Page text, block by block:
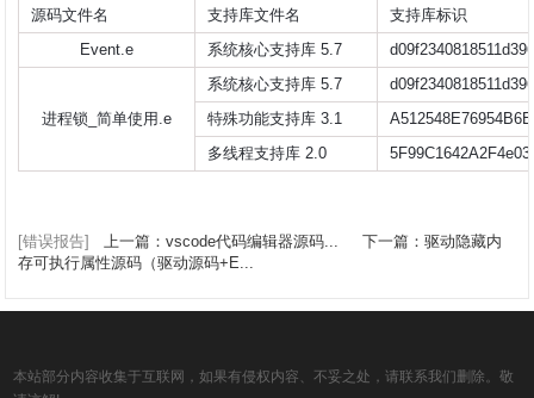
源码文件名 支持库文件名
支持库标识
Event.e
系统核心支持库 5.7
进程锁_简单使用.e
系统核心支持库 5.7
特殊功能支持库 3.1
多线程支持库 2.0
[错误报告] 上一篇：vscode代码编辑器源码...
下一篇：驱动隐藏内
存可执行属性源码（驱动源码+E...
本站部分内容收集于互联网，如果有侵权内容、不妥之处，请联系我们删除。敬